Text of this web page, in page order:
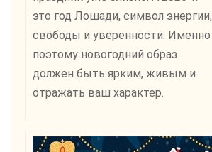
это год Лошади, символ энергии,
свободы и уверенности. Именно
поэтому новогодний образ
должен быть ярким, живым и
отражать ваш характер.